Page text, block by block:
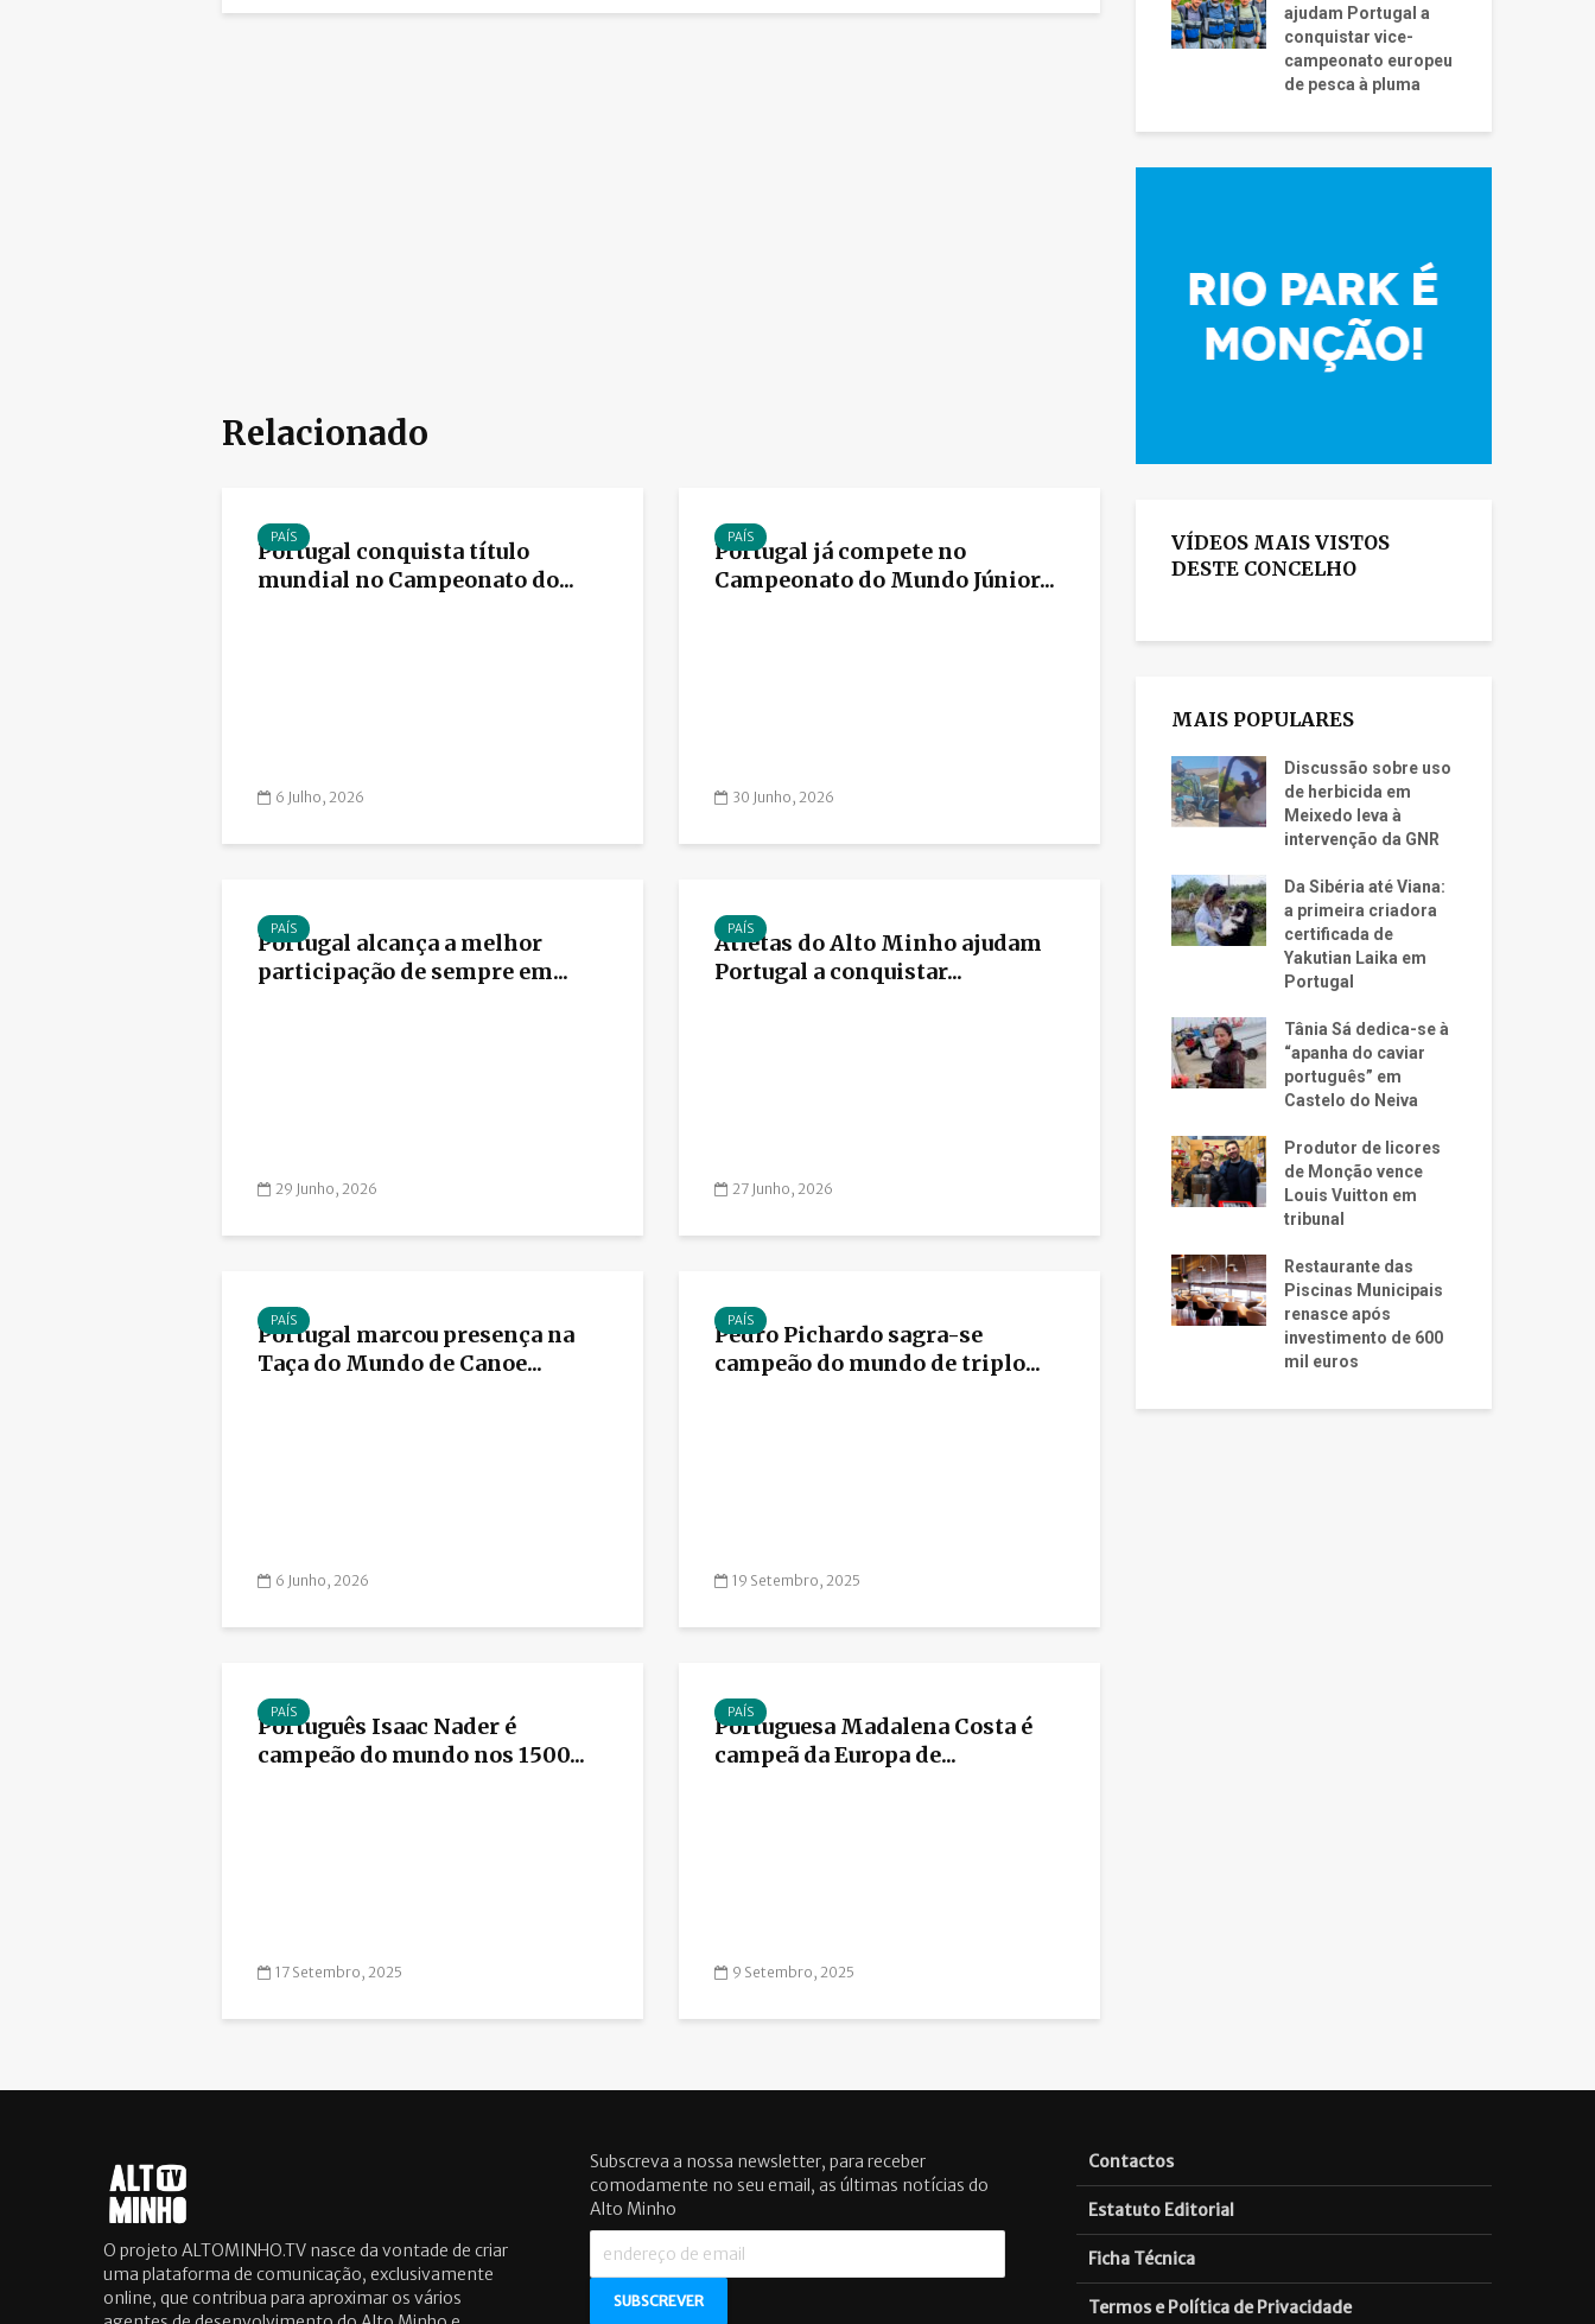
Relacionado
PAÍS
Portugal conquista título
mundial no Campeonato do...
6 Julho, 2026
PAÍS
Portugal já compete no
Campeonato do Mundo Júnior...
30 Junho, 2026
PAÍS
Portugal alcança a melhor
participação de sempre em...
29 Junho, 2026
PAÍS
Atletas do Alto Minho ajudam
Portugal a conquistar...
27 Junho, 2026
PAÍS
Portugal marcou presença na
Taça do Mundo de Canoe...
6 Junho, 2026
PAÍS
Pedro Pichardo sagra-se
campeão do mundo de triplo...
19 Setembro, 2025
PAÍS
Português Isaac Nader é
campeão do mundo nos 1500...
17 Setembro, 2025
PAÍS
Portuguesa Madalena Costa é
campeã da Europa de...
9 Setembro, 2025
ajudam Portugal a
conquistar vice-
campeonato europeu
de pesca à pluma
VÍDEOS MAIS VISTOS
DESTE CONCELHO
MAIS POPULARES
Discussão sobre uso
de herbicida em
Meixedo leva à
intervenção da GNR
Da Sibéria até Viana:
a primeira criadora
certificada de
Yakutian Laika em
Portugal
Tânia Sá dedica-se à
“apanha do caviar
português” em
Castelo do Neiva
Produtor de licores
de Monção vence
Louis Vuitton em
tribunal
Restaurante das
Piscinas Municipais
renasce após
investimento de 600
mil euros
O projeto ALTOMINHO.TV nasce da vontade de criar
uma plataforma de comunicação, exclusivamente
online, que contribua para aproximar os vários
Subscreva a nossa newsletter, para receber
comodamente no seu email, as últimas notícias do
Alto Minho
Contactos
Estatuto Editorial
Ficha Técnica
Termos e Política de Privacidade